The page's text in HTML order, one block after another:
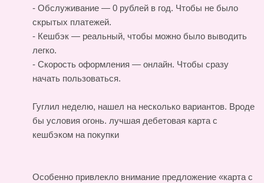
- Обслуживание — 0 рублей в год. Чтобы не было
скрытых платежей.
- Кешбэк — реальный, чтобы можно было выводить
легко.
- Скорость оформления — онлайн. Чтобы сразу
начать пользоваться.
Гуглил неделю, нашел на несколько вариантов. Вроде
бы условия огонь. лучшая дебетовая карта с
кешбэком на покупки
Особенно привлекло внимание предложение «карта с